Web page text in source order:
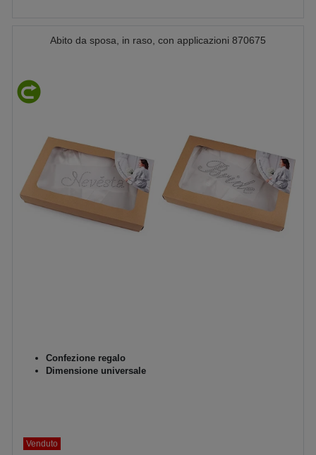
Abito da sposa, in raso, con applicazioni 870675
Confezione regalo
Dimensione universale
Venduto